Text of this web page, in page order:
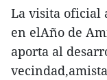
La visita oficial
en elAño de
aporta al